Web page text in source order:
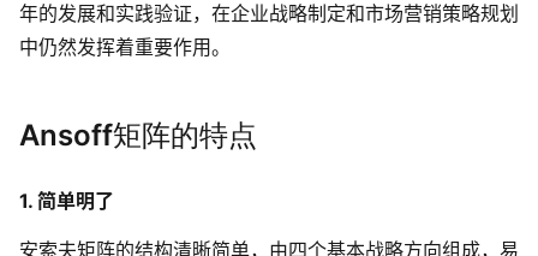
数据分析与策略
AI生成Smart分析
AI生成波特五力模型
智能创作
年的发展和实践验证，在企业战略制定和市场营销策略规划
中仍然发挥着重要作用。
Ansoff矩阵的特点
1. 简单明了
安索夫矩阵的结构清晰简单，由四个基本战略方向组成，易